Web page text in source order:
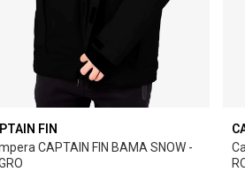
FIN
CAPTAIN FIN BAMA SNOW -